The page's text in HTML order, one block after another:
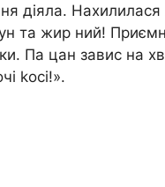
діяла. Нахилилася
та жир ний!
Па цан завис на
kосі!».